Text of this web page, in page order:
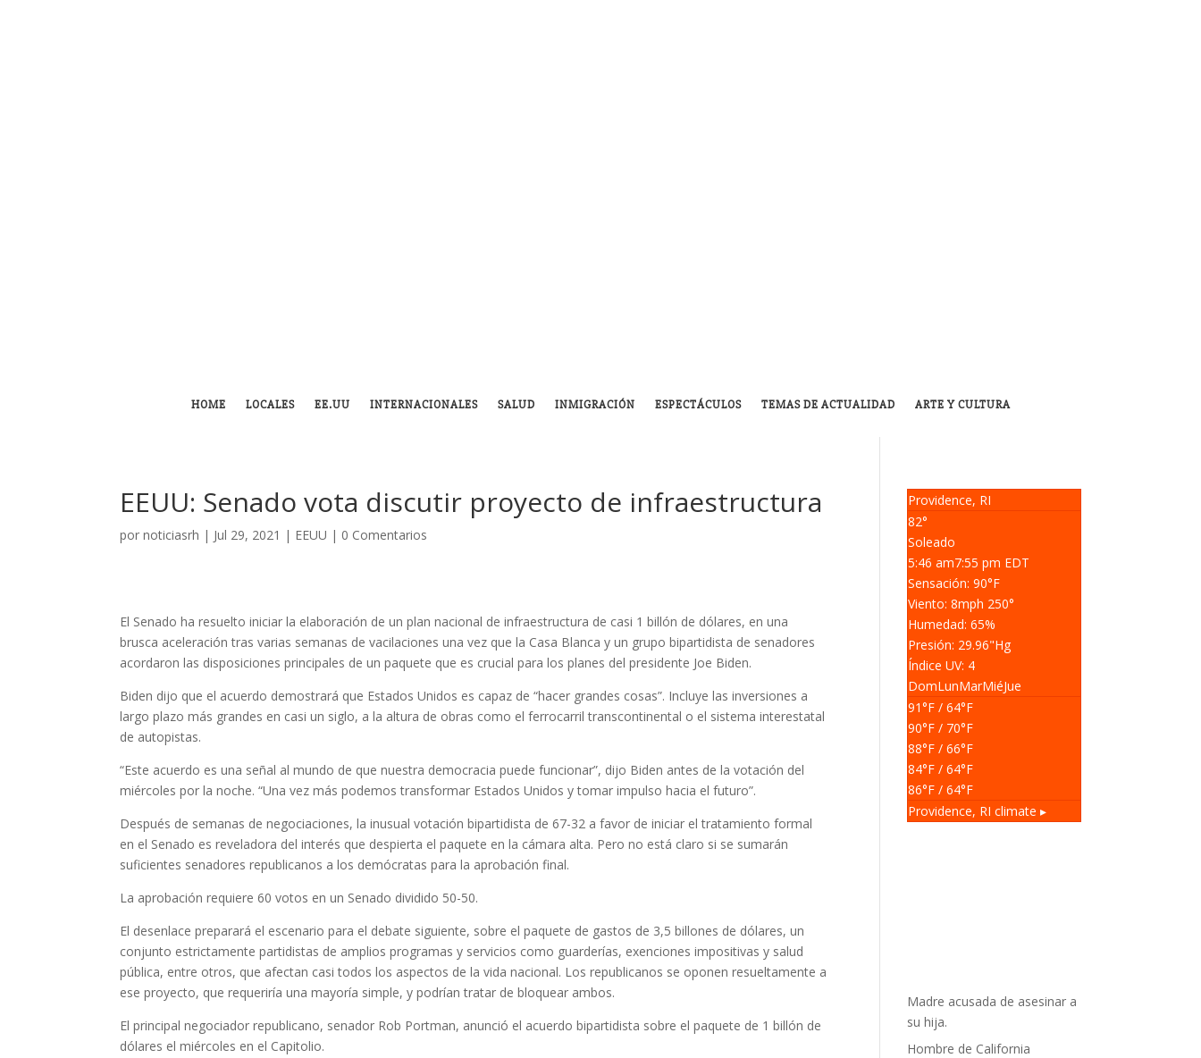
HOME LOCALES EE.UU INTERNACIONALES SALUD INMIGRACIÓN ESPECTÁCULOS TEMAS DE ACTUALIDAD ARTE Y CULTURA
EEUU: Senado vota discutir proyecto de infraestructura
pornoticiasrh | Jul 29, 2021 | EEUU | 0 Comentarios
El Senado ha resuelto iniciar la elaboración de un plan nacional de infraestructura de casi 1 billón de dólares, en una
brusca aceleración tras varias semanas de vacilaciones una vez que la Casa Blanca y un grupo bipartidista de senadores
acordaron las disposiciones principales de un paquete que es crucial para los planes del presidente Joe Biden.
Biden dijo que el acuerdo demostrará que Estados Unidos es capaz de “hacer grandes cosas”. Incluye las inversiones a
largo plazo más grandes en casi un siglo, a la altura de obras como el ferrocarril transcontinental o el sistema interestatal
de autopistas.
“Este acuerdo es una señal al mundo de que nuestra democracia puede funcionar”, dijo Biden antes de la votación del
miércoles por la noche. “Una vez más podemos transformar Estados Unidos y tomar impulso hacia el futuro”.
Después de semanas de negociaciones, la inusual votación bipartidista de 67-32 a favor de iniciar el tratamiento formal
en el Senado es reveladora del interés que despierta el paquete en la cámara alta. Pero no está claro si se sumarán
suficientes senadores republicanos a los demócratas para la aprobación final.
La aprobación requiere 60 votos en un Senado dividido 50-50.
El desenlace preparará el escenario para el debate siguiente, sobre el paquete de gastos de 3,5 billones de dólares, un
conjunto estrictamente partidistas de amplios programas y servicios como guarderías, exenciones impositivas y salud
pública, entre otros, que afectan casi todos los aspectos de la vida nacional. Los republicanos se oponen resueltamente a
ese proyecto, que requeriría una mayoría simple, y podrían tratar de bloquear ambos.
El principal negociador republicano, senador Rob Portman, anunció el acuerdo bipartidista sobre el paquete de 1 billón de
dólares el miércoles en el Capitolio.
Providence, RI
82°
Soleado
5:46 am7:55 pm EDT
Sensación: 90°F
Viento: 8mph 250°
Humedad: 65%
Presión: 29.96"Hg
Índice UV: 4
DomLunMarMiéJue
91°F / 64°F
90°F / 70°F
88°F / 66°F
84°F / 64°F
86°F / 64°F
Providence, RI climate ▸
Madre acusada de asesinar a
su hija.
Hombre de California